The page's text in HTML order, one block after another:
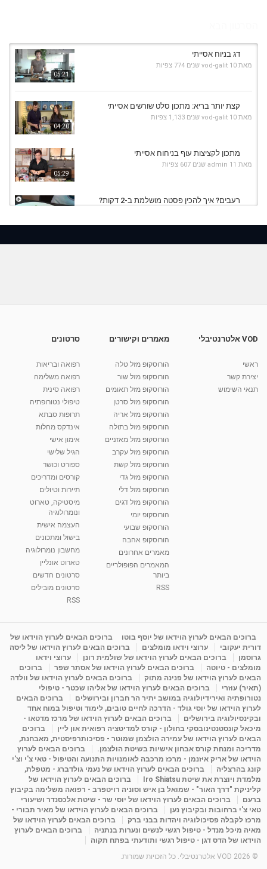
05:21
דג בניוח אסייתי
מאת vod-galit 10 שנים 774 צפיות
04:20
קצת יותר בריא: מתכון סלט שורשים אסייתי
מאת vod-galit 10 שנים 1,133 צפיות
05:29
מתכון לקציצות עוף בניחוח אסייתי
מאת admin 11 שנים 607 צפיות
רעבים? איך להכין פסטה מושלמת ב-2 דקות?
איך להכין ממרח עגבניות מיובשות או ממרח זיתים
27:31
פרק 36 - אוכל אסייתי במינה טומיי
10:17
קרין גורן - העוגה המתגלצ’ת ללא קמח
38.5k צפיות
01:37
יוסי שר - מתמחה בשיטת אלכסנדר וטאי צ'י
01:46
רנה רז-גילו -טיפול אנרגטי ויעוץ רוחני - נומרולוגית
2,314 צפיות
05:37
סודות בתאריך הלידה, משמעות חודש הלידה -
ינואר זינה ליבשיץ נומרולוגית
3,263 צפיות
1:31:05
ליסה גרוסמן - המרכז לאימון התנהגותי - קשב
וריכוז ברעננה - הרצאת מבוא: אימון להצלחה של...
מאת admin 11 שנים 3,649 צפיות
15:49
פנינה מתוק - מרכז "נתיב הלב" בהרצליה-
מדיטציה-התחדשות
מאת Shahar-vod 6 שנים 2,146 צפיות
VOD אלטרנטיבלי
ראשי
יצירת קשר
תנאי השימוש
מאמרים וקישורים
הורוסקופ מזל טלה
הורוסקופ מזל שור
הורוסקופ מזל תאומים
הורוסקופ מזל סרטן
הורוסקופ מזל אריה
הורוסקופ מזל בתולה
הורוסקופ מזל מאזניים
הורוסקופ מזל עקרב
הורוסקופ מזל קשת
הורוסקופ מזל גדי
הורוסקופ מזל דלי
הורוסקופ מזל דגים
הורוסקופ יומי
הורוסקופ שבועי
הורוסקופ אהבה
מאמרים אחרונים
המאמרים הפופולריים
ביותר
RSS
סרטונים
רפואה ובריאות
רפואה משלימה
רפואה סינית
טיפולי נטורופתיה
תרופות סבתא
אינדקס מחלות
אימון אישי
הגיל שלישי
ספורט וכושר
קורסים ומדריכים
תיירות וטיולים
מיסטיקה, טארוט
ונומרולוגיה
העצמה אישית
בישול ומתכונים
מחשבון נומרולוגיה
טארוט אונליין
סרטונים חדשים
סרטונים מובילים
RSS
ברוכים הבאים לערוץ הוידאו של יוסף בוטו
ברוכים הבאים לערוץ הוידאו של
דורית יעקובי
ערוצי וידאו מומלצים
ברוכים הבאים לערוץ הוידאו של ליסה
גרוסמן
ברוכים הבאים לערוץ הוידאו של שולמית רונן
ערוצי וידאו
מומלצים - טיוטה
ברוכים הבאים לערוץ הוידאו של אסתר שפר
ברוכים
הבאים לערוץ הוידאו של פנינה מתוק
ברוכים הבאים לערוץ הוידאו של וולדה
(תאיר) עוזרי
ברוכים הבאים לערוץ הוידאו של אליהו שכטר - טיפולי
נטורופתיה ואירידיולוגיה במושב יתיר הר חברון ובירושלים
ברוכים הבאים
לערוץ הוידאו של יוסי גולד - הדרכה לחיים טובים, לימוד וטיפול במוח אחד
ובקינסיולוגיה בירושלים
ברוכים הבאים לערוץ הוידאו של מרכז מדטאו -
מיכאל קונסטנטינובסקי בחולון - קורס למדיטציה רפואית און ליין
ברוכים
הבאים לערוץ הוידאו של עמירה הולצמן שמוטר - פסיכותרפיסטית, מאבחנת,
מדריכה ומנחת קורס אבחון אישיות בשיטת הולצמן.
ברוכים הבאים לערוץ
הוידאו של אריק איזנמן - מרכז מרכבה לאומנויות התנועה והטיפול - טאי צ'י וצ'י
קונג בהרצליה
ברוכים הבאים לערוץ הוידאו של נעמי גולדברג - מטפלת,
מלמדת ויוצרת את שיטת Iro Shiatsu
ברוכים הבאים לערוץ הוידאו של
קליניקת "דרך האור" - שמואל בן איש וסוניה רויטפרב - רפואה משלימה בקיבוץ
ברעם
ברוכים הבאים לערוץ הוידאו של יוסי שר - שיטת אלכסנדר ושיעורי
טאי צ'י ברחובות ובקיבוץ נען
ברוכים הבאים לערוץ הוידאו של מאיר תבורי -
מרכז לקבלה פסיכולוגיה ויהדות בבני ברק
ברוכים הבאים לערוץ הוידאו של
מאיה מיכל מנדל - טיפול רגשי לנשים ונערות בנתניה
ברוכים הבאים לערוץ
הוידאו של הדס דגן - טיפול רגשי ותודעתי בפתח תקוה
© 2026 VOD אלטרנטיבלי. כל הזכויות שמורות.